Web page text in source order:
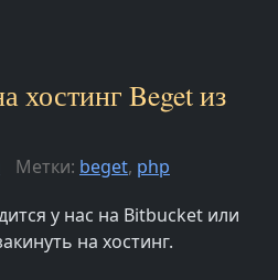
хостинг Beget из
Метки: beget, php
у нас на Bitbucket или
на хостинг.